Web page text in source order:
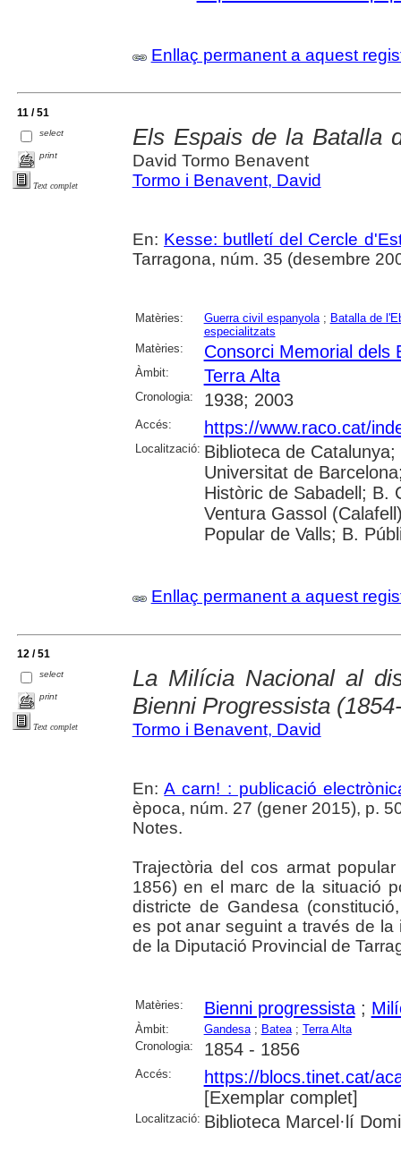
Enllaç permanent a aquest
11 / 51
select
print
Text complet
Els Espais de la Batalla
David Tormo Benavent
Tormo i Benavent, David
En: Kesse: butlletí del Cercle
Tarragona, núm. 35 (desembre
Matèries: Guerra civil espanyola; Batalla de
especialitzats
Matèries:
Consorci Memorial dels
Àmbit: Terra Alta
Cronologia: 1938; 2003
Accés: https://www.raco.cat/
Localització: Biblioteca de
Universitat de
Històric de Sabadell; B.
Ventura Gassol
Popular de Valls; B.
Enllaç permanent a aquest
12 / 51
select
print
Text complet
La Milícia Nacional al
Bienni Progressista
Tormo i Benavent, David
En:A carn! : publicació
època, núm. 27 (gener 2015), p.
Notes.
Trajectòria del cos armat
1856) en el marc de la situació
districte de Gandesa
es pot anar seguint a través de
de la Diputació Provincial de
Matèries: Bienni progressista;
Àmbit: Gandesa; Batea; Terra Alta
Cronologia:
1854 - 1856
Accés:
https://blocs.tinet.cat/
[Exemplar complet]
Localització: Biblioteca Marcel·lí